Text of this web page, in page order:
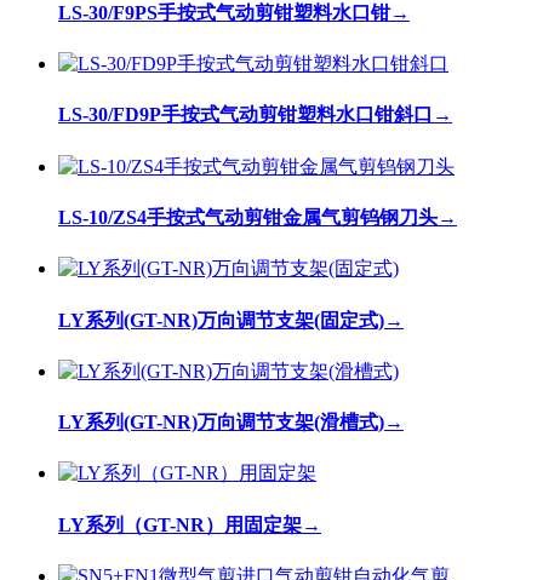
LS-30/F9PS手按式气动剪钳塑料水口钳→
LS-30/FD9P手按式气动剪钳塑料水口钳斜口 →
LS-10/ZS4手按式气动剪钳金属气剪钨钢刀头→
LY系列(GT-NR)万向调节支架(固定式)→
LY系列(GT-NR)万向调节支架(滑槽式)→
LY系列（GT-NR）用固定架→